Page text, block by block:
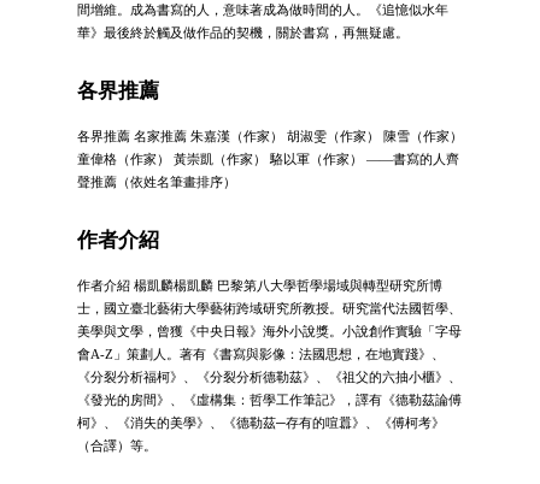
間增維。成為書寫的人，意味著成為做時間的人。《追憶似水年
華》最後終於觸及做作品的契機，關於書寫，再無疑慮。
各界推薦
各界推薦 名家推薦 朱嘉漢（作家） 胡淑雯（作家） 陳雪（作家）
童偉格（作家） 黃崇凱（作家） 駱以軍（作家） ——書寫的人齊
聲推薦（依姓名筆畫排序）
作者介紹
作者介紹 楊凱麟楊凱麟 巴黎第八大學哲學場域與轉型研究所博
士，國立臺北藝術大學藝術跨域研究所教授。研究當代法國哲學、
美學與文學，曾獲《中央日報》海外小說獎。小說創作實驗「字母
會A-Z」策劃人。著有《書寫與影像：法國思想，在地實踐》、
《分裂分析福柯》、《分裂分析德勒茲》、《祖父的六抽小櫃》、
《發光的房間》、《虛構集：哲學工作筆記》，譯有《德勒茲論傅
柯》、《消失的美學》、《德勒茲─存有的喧囂》、《傅柯考》
（合譯）等。